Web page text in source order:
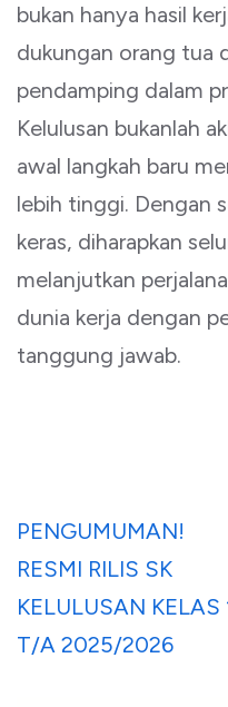
bukan hanya hasil
dukungan orang tua
pendamping dalam
Kelulusan bukanlah
awal langkah baru
lebih tinggi. Dengan
keras, diharapkan
melanjutkan
dunia kerja dengan
tanggung jawab.
Navigasi
pos
PENGUMUMAN!
RESMI RILIS SK
KELULUSAN KELAS
T/A 2025/2026